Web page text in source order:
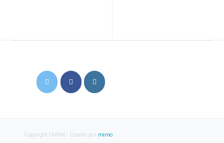
Copyright FNRM - Diseño por mimo